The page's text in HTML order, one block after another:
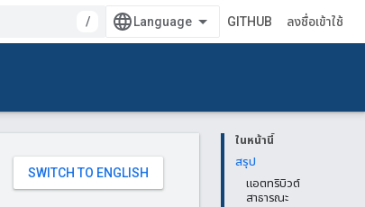
/ GITHUB ลงชื่อเข้าใช้
ในหน้านี้
สรุป
แอตทริบิวต์
สาธารณะ